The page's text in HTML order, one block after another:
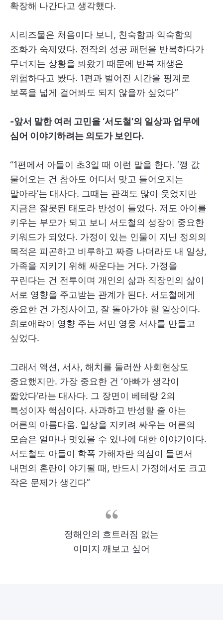
확장해 나간다고 생각했다.
시리즈물은 처음이다 보니, 친숙함과 익숙함의
조화가 숙제였다. 전작의 성공 패턴을 반복하다가
무너지는 상황을 봐왔기 때문에 반복 재생은
위험하다고 봤다. 1편과 벌어진 시간을 핑계로
보폭을 넓게 걸어봐도 되지 않을까 싶었다”
-앞서 말한 여러 고민을 ‘서도철’의 일상과 업무에
심어 이야기하려는 의도가 보인다.
“1편에서 아들이 초3일 때 이런 말을 한다. ‘깽 값
물어오는 건 참아도 어디서 맞고 들어오지는
말아라’는 대사다. 그때는 관객도 많이 웃었지만
지금은 잘못된 태도라 반성이 들었다. 저도 아이를
키우는 부모가 되고 보니 서도철의 성장이 중요한
키워드가 되었다. 가정이 있는 인물이 지닌 정의의
목적은 피곤하고 비루하고 짜증 나더라도 내 일상,
가족을 지키기 위해 싸운다는 거다. 가정을
꾸린다는 건 전투이며 개인의 삶과 직장인의 삶이
서로 영향을 주고받는 관계가 된다. 서도철에게
중요한 건 가정사이고, 잘 돌아가야 할 일상이다.
희로애락이 영향 주는 서민 영웅 서사를 만들고
싶었다.
그래서 액션, 서사, 해치를 둘러싼 사회현상도
중요했지만. 가장 중요한 건 ‘아빠가 생각이
짧았다’라는 대사다. 그 장면이 베테랑 2의
특성이자 핵심이다. 사과하고 반성할 줄 아는
어른의 아름다움. 일상을 지키려 싸우는 어른의
모습은 얼마나 멋있을 수 있나에 대한 이야기이다.
서도철도 아들이 학폭 가해자란 의심이 들면서
내면의 혼란이 야기될 때, 반드시 가정에서도 크고
작은 문제가 생긴다”
정해인의 흐트러짐 없는
이미지 깨보고 싶어